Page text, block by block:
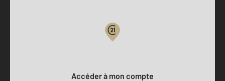
Accéder à mon compte